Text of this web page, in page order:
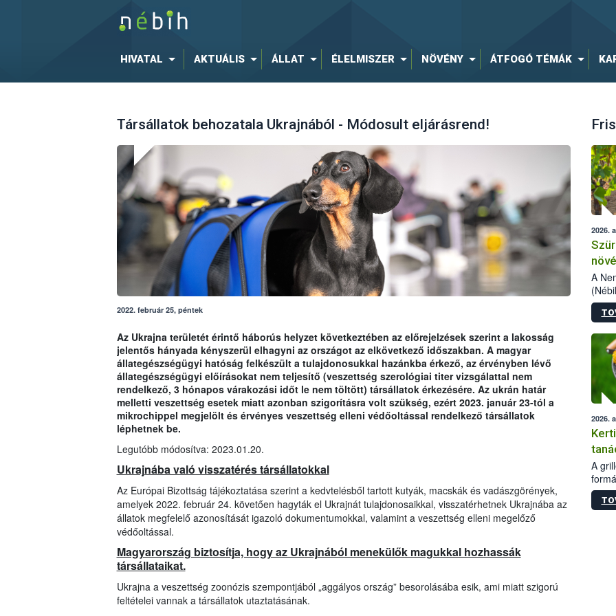
HIVATAL AKTUÁLIS ÁLLAT ÉLELMISZER NÖVÉNY ÁTFOGÓ TÉMÁK
Társállatok behozatala Ukrajnából - Módosult eljárásrend!
2022. február 25, péntek
Az Ukrajna területét érintő háborús helyzet következtében az előrejelzések szerint a lakosság
jelentős hányada kényszerül elhagyni az országot az elkövetkező időszakban. A magyar
állategészségügyi hatóság felkészült a tulajdonosukkal hazánkba érkező, az érvényben lévő
állategészségügyi előírásokat nem teljesítő (veszettség szerológiai titer vizsgálattal nem
rendelkező, 3 hónapos várakozási időt le nem töltött) társállatok érkezésére. Az ukrán határ
melletti veszettség esetek miatt azonban szigorításra volt szükség, ezért 2023. január 23-tól a
mikrochippel megjelölt és érvényes veszettség elleni védőoltással rendelkező társállatok
léphetnek be.
Legutóbb módosítva: 2023.01.20.
Ukrajnába való visszatérés társállatokkal
Az Európai Bizottság tájékoztatása szerint a kedvtelésből tartott kutyák, macskák és vadászgörények,
amelyek 2022. február 24. követően hagyták el Ukrajnát tulajdonosaikkal, visszatérhetnek Ukrajnába az
állatok megfelelő azonosítását igazoló dokumentumokkal, valamint a veszettség elleni megelőző
védőoltással.
Magyarország biztosítja, hogy az Ukrajnából menekülők magukkal hozhassák
társállataikat.
Ukrajna a veszettség zoonózis szempontjából „aggályos ország” besorolásába esik, ami miatt szigorú
feltételei vannak a társállatok utaztatásának.
2026.
A
Az
2026.
A